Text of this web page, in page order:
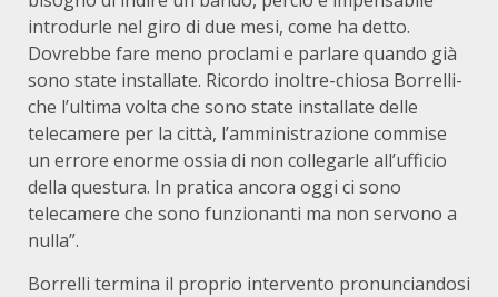
introdurle nel giro di due mesi, come ha detto.
Dovrebbe fare meno proclami e parlare quando già
sono state installate. Ricordo inoltre-chiosa Borrelli-
che l’ultima volta che sono state installate delle
telecamere per la città, l’amministrazione commise
un errore enorme ossia di non collegarle all’ufficio
della questura. In pratica ancora oggi ci sono
telecamere che sono funzionanti ma non servono a
nulla”.
Borrelli termina il proprio intervento pronunciandosi